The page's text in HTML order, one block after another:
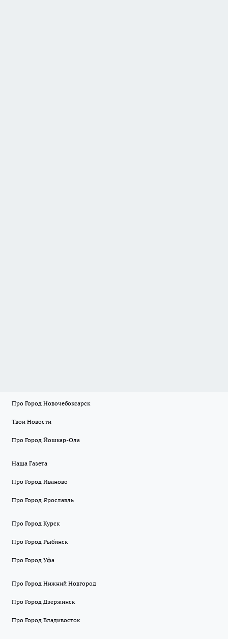
Про Город Новочебоксарск
Твои Новости
Про Город Йошкар-Ола
Наша Газета
Про Город Иваново
Про Город Ярославль
Про Город Курск
Про Город Рыбинск
Про Город Уфа
Про Город Нижний Новгород
Про Город Дзержинск
Про Город Владивосток